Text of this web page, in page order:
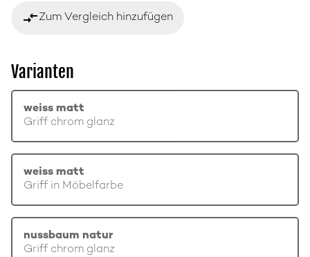
compare_arrowsZum Vergleich hinzufügen
Varianten
weiss matt
Griff chrom glanz
weiss matt
Griff in Möbelfarbe
nussbaum natur
Griff chrom glanz